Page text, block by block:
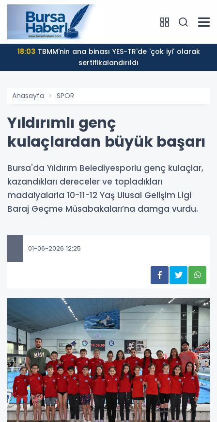
18:03
sertifikalandırıldı
Anasayfa SPOR
Yıldırımlı genç
kulaçlardan büyük başarı
Bursa'da Yıldırım Belediyesporlu genç kulaçlar,
kazandıkları dereceler ve topladıkları
madalyalarla 10-11-12 Yaş Ulusal Gelişim Ligi
Baraj Geçme Müsabakaları’na damga vurdu.
01-06-2026 12:25